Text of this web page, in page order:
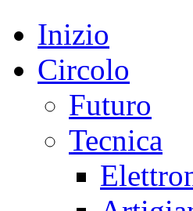
Inizio
Circolo
Futuro
Tecnica